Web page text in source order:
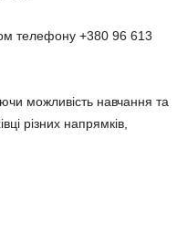
телефону +380 96 613
можливість навчання та
різних напрямків,